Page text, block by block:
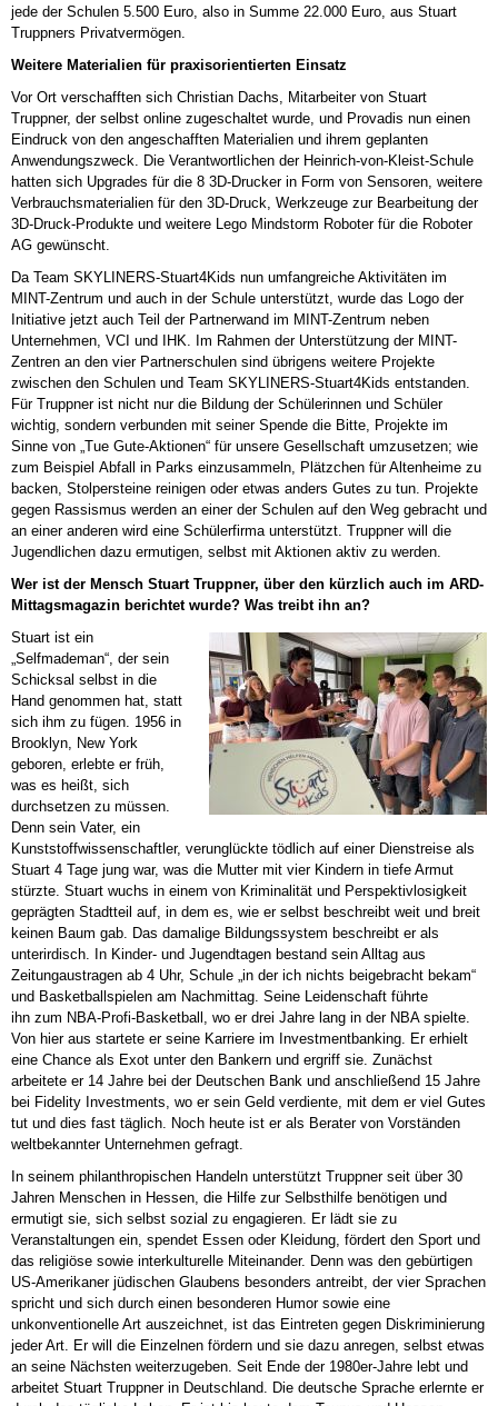
jede der Schulen 5.500 Euro, also in Summe 22.000 Euro, aus Stuart
Truppners Privatvermögen.
Weitere Materialien für praxisorientierten Einsatz
Vor Ort verschafften sich Christian Dachs, Mitarbeiter von Stuart
Truppner, der selbst online zugeschaltet wurde, und Provadis nun einen
Eindruck von den angeschafften Materialien und ihrem geplanten
Anwendungszweck. Die Verantwortlichen der Heinrich-von-Kleist-Schule
hatten sich Upgrades für die 8 3D-Drucker in Form von Sensoren, weitere
Verbrauchsmaterialien für den 3D-Druck, Werkzeuge zur Bearbeitung der
3D-Druck-Produkte und weitere Lego Mindstorm Roboter für die Roboter
AG gewünscht.
Da Team SKYLINERS-Stuart4Kids nun umfangreiche Aktivitäten im
MINT-Zentrum und auch in der Schule unterstützt, wurde das Logo der
Initiative jetzt auch Teil der Partnerwand im MINT-Zentrum neben
Unternehmen, VCI und IHK. Im Rahmen der Unterstützung der MINT-
Zentren an den vier Partnerschulen sind übrigens weitere Projekte
zwischen den Schulen und Team SKYLINERS-Stuart4Kids entstanden.
Für Truppner ist nicht nur die Bildung der Schülerinnen und Schüler
wichtig, sondern verbunden mit seiner Spende die Bitte, Projekte im
Sinne von „Tue Gute-Aktionen“ für unsere Gesellschaft umzusetzen; wie
zum Beispiel Abfall in Parks einzusammeln, Plätzchen für Altenheime zu
backen, Stolpersteine reinigen oder etwas anders Gutes zu tun. Projekte
gegen Rassismus werden an einer der Schulen auf den Weg gebracht und
an einer anderen wird eine Schülerfirma unterstützt. Truppner will die
Jugendlichen dazu ermutigen, selbst mit Aktionen aktiv zu werden.
Wer ist der Mensch Stuart Truppner, über den kürzlich auch im ARD-
Mittagsmagazin berichtet wurde? Was treibt ihn an?
Stuart ist ein
„Selfmademan“, der sein
Schicksal selbst in die
Hand genommen hat, statt
sich ihm zu fügen. 1956 in
Brooklyn, New York
geboren, erlebte er früh,
was es heißt, sich
durchsetzen zu müssen.
Denn sein Vater, ein
Kunststoffwissenschaftler, verunglückte tödlich auf einer Dienstreise als
Stuart 4 Tage jung war, was die Mutter mit vier Kindern in tiefe Armut
stürzte. Stuart wuchs in einem von Kriminalität und Perspektivlosigkeit
geprägten Stadtteil auf, in dem es, wie er selbst beschreibt weit und breit
keinen Baum gab. Das damalige Bildungssystem beschreibt er als
unterirdisch. In Kinder- und Jugendtagen bestand sein Alltag aus
Zeitungaustragen ab 4 Uhr, Schule „in der ich nichts beigebracht bekam“
und Basketballspielen am Nachmittag. Seine Leidenschaft führte
ihn zum NBA-Profi-Basketball, wo er drei Jahre lang in der NBA spielte.
Von hier aus startete er seine Karriere im Investmentbanking. Er erhielt
eine Chance als Exot unter den Bankern und ergriff sie. Zunächst
arbeitete er 14 Jahre bei der Deutschen Bank und anschließend 15 Jahre
bei Fidelity Investments, wo er sein Geld verdiente, mit dem er viel Gutes
tut und dies fast täglich. Noch heute ist er als Berater von Vorständen
weltbekannter Unternehmen gefragt.
In seinem philanthropischen Handeln unterstützt Truppner seit über 30
Jahren Menschen in Hessen, die Hilfe zur Selbsthilfe benötigen und
ermutigt sie, sich selbst sozial zu engagieren. Er lädt sie zu
Veranstaltungen ein, spendet Essen oder Kleidung, fördert den Sport und
das religiöse sowie interkulturelle Miteinander. Denn was den gebürtigen
US-Amerikaner jüdischen Glaubens besonders antreibt, der vier Sprachen
spricht und sich durch einen besonderen Humor sowie eine
unkonventionelle Art auszeichnet, ist das Eintreten gegen Diskriminierung
jeder Art. Er will die Einzelnen fördern und sie dazu anregen, selbst etwas
an seine Nächsten weiterzugeben. Seit Ende der 1980er-Jahre lebt und
arbeitet Stuart Truppner in Deutschland. Die deutsche Sprache erlernte er